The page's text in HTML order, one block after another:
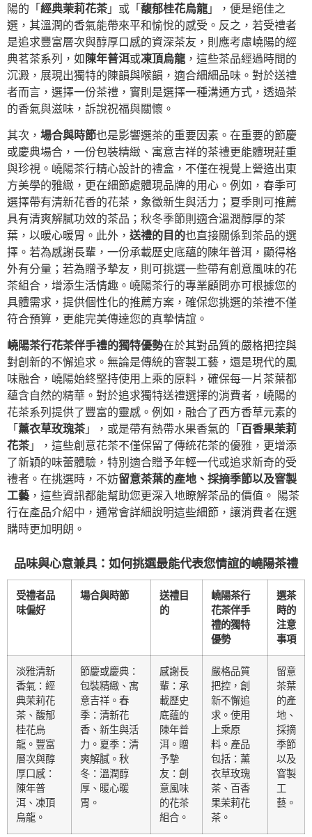
陽的「 經典茉莉花茶」或「 馥郁桂花烏龍 」，便是絕佳之
選，其溫潤的香氣能帶來平和愉悅的感受。反之，若受禮者
是追求豐富層次與醇厚口感的資深茶友，則應考慮嶢陽的經
典茗茶系列，如 陳年普洱或凍頂烏龍 ，這些茶品經過時間的
沉澱，展現出獨特的陳韻與喉韻，適合細細品味。對於送禮
者而言，選擇一份茶禮，實則是選擇一種溝通方式，透過茶
的香氣與滋味，訴說祝福與關懷。
其次， 場合與時節也是影響選茶的重要因素。在重要的節慶
或慶典場合，一份包裝精緻、寓意吉祥的茶禮更能體現莊重
與珍視。嶢陽茶行精心設計的禮盒，不僅在視覺上營造出東
方美學的雅緻，更在細節處體現品牌的用心。例如，春季可
選擇帶有清新花香的花茶，象徵新生與活力；夏季則可推薦
具有清爽解膩功效的茶品；秋冬季節則適合溫潤醇厚的茶
葉，以暖心暖胃。此外， 送禮的目的也直接關係到茶品的選
擇。若為感謝長輩，一份承載歷史底蘊的陳年普洱，顯得格
外有分量；若為贈予摯友，則可挑選一些帶有創意風味的花
茶組合，增添生活情趣。嶢陽茶行的專業顧問亦可根據您的
具體需求，提供個性化的推薦方案，確保您挑選的茶禮不僅
符合預算，更能完美傳達您的真摯情誼。
嶢陽茶行花茶伴手禮的獨特優勢在於其對品質的嚴格把控與
對創新的不懈追求。無論是傳統的窨製工藝，還是現代的風
味融合，嶢陽始終堅持使用上乘的原料，確保每一片茶葉都
蘊含自然的精華。對於追求獨特送禮選擇的消費者，嶢陽的
花茶系列提供了豐富的靈感。例如，融合了西方香草元素的
「 薰衣草玫瑰茶」，或是帶有熱帶水果香氣的「 百香果茉莉
花茶」，這些創意花茶不僅保留了傳統花茶的優雅，更增添
了新穎的味蕾體驗，特別適合贈予年輕一代或追求新奇的受
禮者。在挑選時，不妨留意茶葉的產地、採摘季節以及窨製
工藝 ，這些資訊都能幫助您更深入地瞭解茶品的價值。 陽茶
行在產品介紹中，通常會詳細說明這些細節，讓消費者在選
購時更加明朗。
品味與心意兼具：如何挑選最能代表您情誼的嶢陽茶禮
受禮者品
味偏好
場合與時節
送禮目
的
嶢陽茶行
花茶伴手
禮的獨特
優勢
選茶
時的
注意
事項
淡雅清新
香氣：經
典茉莉花
茶、馥郁
桂花烏
龍。豐富
層次與醇
厚口感：
陳年普
洱、凍頂
烏龍。
節慶或慶典：
包裝精緻、寓
意吉祥。春
季：清新花
香、新生與活
力。夏季：清
爽解膩。秋
冬：溫潤醇
厚、暖心暖
胃。
感謝長
輩：承
載歷史
底蘊的
陳年普
洱。贈
予摯
友：創
意風味
的花茶
組合。
嚴格品質
把控，創
新不懈追
求。使用
上乘原
料。產品
包括：薰
衣草玫瑰
茶、百香
果茉莉花
茶。
留意
茶葉
的產
地、
採摘
季節
以及
窨製
工
藝。